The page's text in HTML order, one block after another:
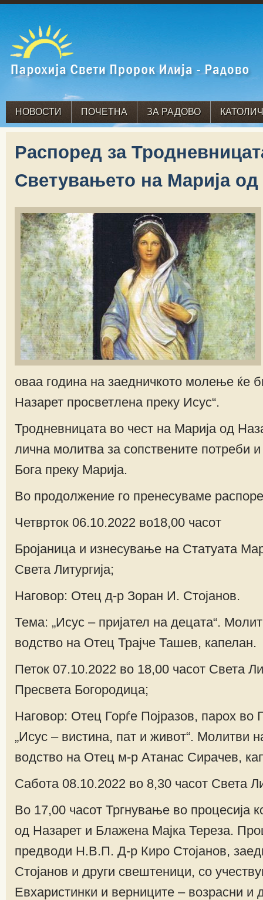
НОВОСТИ ПОЧЕТНА ЗА РАДОВО
Распоред за
Светувањето на Марија од
оваа година на заедничкото молење ќе
Назарет просветлена преку Исус“.
Тродневницата во чест на Марија од
лична молитва за сопствените потреби
Бога преку Марија.
Во продолжение го пренесуваме
Четврток 06.10.2022 во18,00 часот
Бројаница и изнесување на Статуата
Света Литургија;
Наговор: Отец д-р Зоран И. Стојанов.
Тема: „Исус – пријател на децата“.
водство на Отец Трајче Ташев, капелан.
Петок 07.10.2022 во 18,00 часот Света
Пресвета Богородица;
Наговор: Отец Горѓе Појразов, парох во
„Исус – вистина, пат и живот“. Молитви
водство на Отец м-р Атанас Сирачев,
Сабота 08.10.2022 во 8,30 часот Света
Во 17,00 часот Тргнување во процесија
од Назарет и Блажена Мајка Тереза.
предводи Н.В.П. Д-р Киро Стојанов,
Стојанов и други свештеници, со
Евхаристинки и верниците – возрасни и